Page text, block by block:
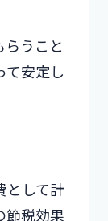
うこと
て安定し
として計
節税効果